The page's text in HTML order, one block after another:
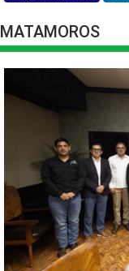
MATAMOROS